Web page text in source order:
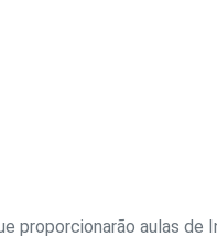
proporcionarão aulas de